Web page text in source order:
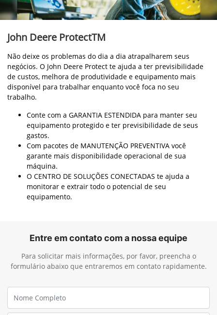
John Deere ProtectTM
Não deixe os problemas do dia a dia atrapalharem seus
negócios. O John Deere Protect te ajuda a ter previsibilidade
de custos, melhora de produtividade e equipamento mais
disponível para trabalhar enquanto você foca no seu
trabalho.
Conte com a GARANTIA ESTENDIDA para manter seu
equipamento protegido e ter previsibilidade de seus
gastos.
Com pacotes de MANUTENÇÃO PREVENTIVA você
garante mais disponibilidade operacional de sua
máquina.
O CENTRO DE SOLUÇÕES CONECTADAS te ajuda a
monitorar e extrair todo o potencial de seu
equipamento.
Entre em contato com a nossa equipe
Para solicitar mais informações, por favor, preencha o
formulário abaixo que entraremos em contato rapidamente.